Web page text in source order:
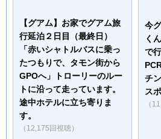
【グアム】お家でグアム旅
行延泊２日目（最終日）
「赤いシャトルバスに乗っ
たつもりで、タモン街から
GPOへ」トローリーのルー
トに沿って走っています。
途中ホテルに立ち寄りま
す。
（12,175回視聴）
今
く
で
チ
ス
（